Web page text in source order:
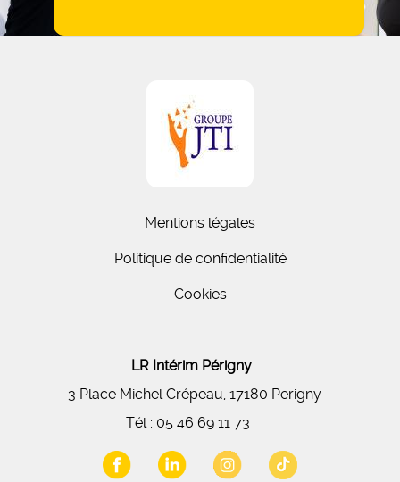
Mentions légales
Politique de confidentialité
Cookies
LR Intérim Périgny
3 Place Michel Crépeau, 17180 Perigny
Tél : 05 46 69 11 73